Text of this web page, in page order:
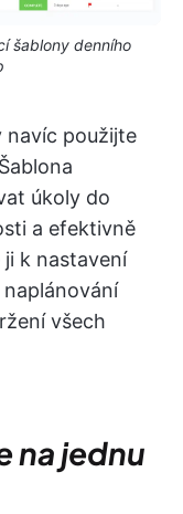
šablony denního
navíc použijte
úkoly do
a efektivně
k nastavení
všech
na jednu